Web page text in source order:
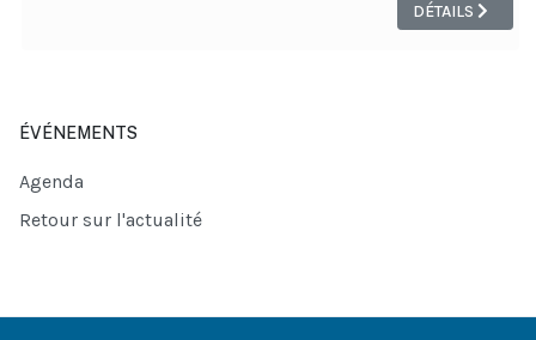
DÉTAILS
ÉVÉNEMENTS
Agenda
Retour sur l'actualité